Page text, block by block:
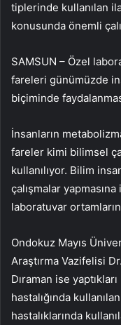
tiplerinde kullanılan
konusunda önemli
SAMSUN – Özel
fareleri günümüzde
biçiminde
İnsanların
fareler kimi bilimsel
kullanılıyor. Bilim
çalışmalar
laboratuvar
Ondokuz Mayıs
Araştırma Vazifelisi
Dıraman ise
hastalığında
hastalıklarında